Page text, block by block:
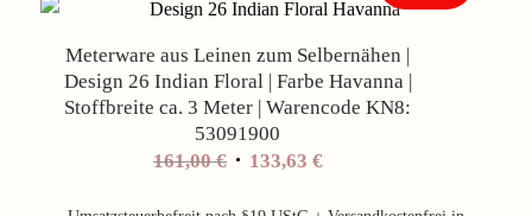
Meterware aus Leinen zum Selbernähen |
Design 26 Indian Floral | Farbe Havanna |
Stoffbreite ca. 3 Meter | Warencode KN8:
53091900
161,00€ Ursprünglicher
133,63 €Aktueller